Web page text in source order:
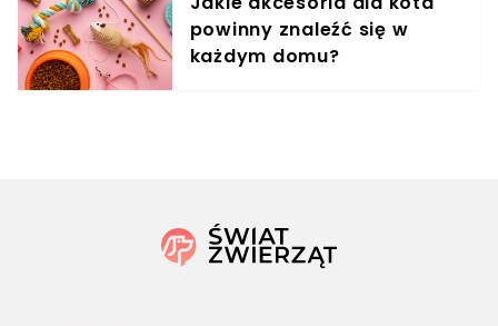
powinny znaleźć się w
każdym domu?